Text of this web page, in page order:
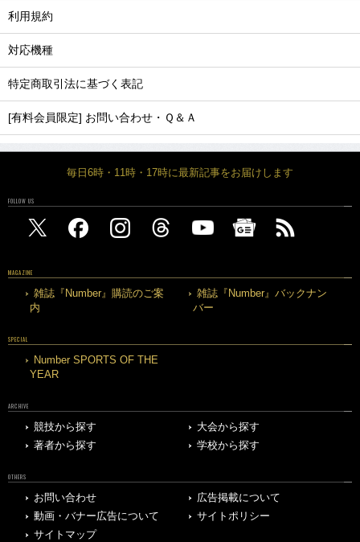
利用規約
対応機種
特定商取引法に基づく表記
[有料会員限定] お問い合わせ・Ｑ＆Ａ
毎日6時・11時・17時に最新記事をお届けします
FOLLOW US
MAGAZINE
雑誌『Number』購読のご案
内
雑誌『Number』バックナン
バー
SPECIAL
Number SPORTS OF THE
YEAR
ARCHIVE
競技から探す
大会から探す
著者から探す
学校から探す
OTHERS
お問い合わせ
広告掲載について
動画・バナー広告について
サイトポリシー
サイトマップ